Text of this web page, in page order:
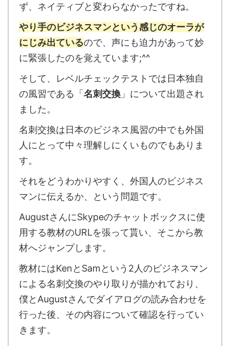
ず、ネイティブと変わらなかったですね。
やり手のビジネスマンという感じのオーラが
にじみ出ているので、声にも迫力があって妙
に緊張したのを覚えています;^^
そして、レベルチェックテストでは日本独自
の風習である「名刺交換 」について出題され
ました。
名刺交換は日本のビジネス風習の中でも外国
人にとって中々理解しにくいものでもありま
す。
それをどうわかりやすく、外国人のビジネス
マンに伝えるか、という問題です。
AugustさんにSkypeのチャットボックスに使
用する教材のURLを張って貰い、そこから教
材へジャンプします。
教材にはKenとSamという2人のビジネスマン
による名刺交換のやり取りが描かれており、
僕とAugustさんでダイアログの読み合わせを
行った後、その内容について確認を行ってい
きます。